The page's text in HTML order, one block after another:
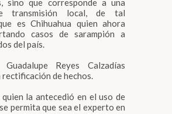
sino que corresponde a una
transmisión local, de tal
es Chihuahua quien ahora
casos de sarampión a
del país.
Reyes Calzadías
rectificación de hechos.
la antecedió en el uso de
permita que sea el experto en